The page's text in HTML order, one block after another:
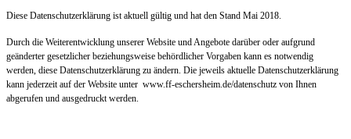
Diese Datenschutzerklärung ist aktuell gültig und hat den Stand Mai 2018.
Durch die Weiterentwicklung unserer Website und Angebote darüber oder aufgrund
geänderter gesetzlicher beziehungsweise behördlicher Vorgaben kann es notwendig
werden, diese Datenschutzerklärung zu ändern. Die jeweils aktuelle Datenschutzerklärung
kann jederzeit auf der Website unter www.ff-eschersheim.de/datenschutz von Ihnen
abgerufen und ausgedruckt werden.